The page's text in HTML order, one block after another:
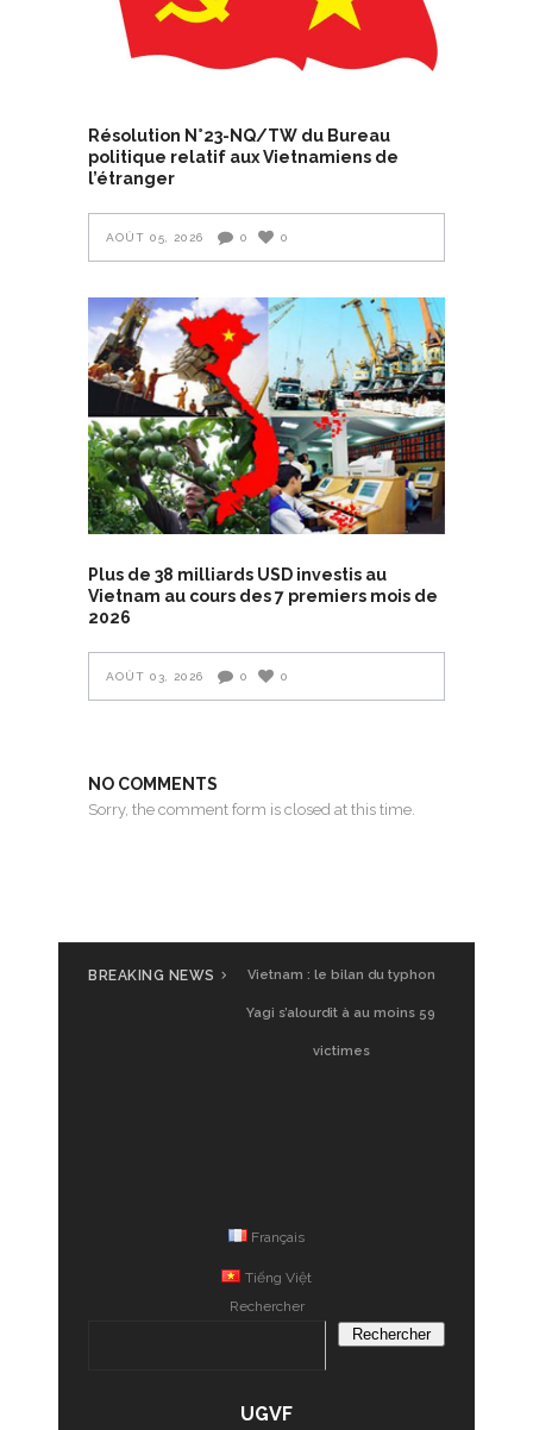
Résolution N°23-NQ/TW du Bureau
politique relatif aux Vietnamiens de
l’étranger
AOÛT 05, 2026 0 0
Plus de 38 milliards USD investis au
Vietnam au cours des 7 premiers mois de
2026
AOÛT 03, 2026 0 0
NO COMMENTS
Sorry, the comment form is closed at this time.
BREAKING NEWS Vietnam : le bilan du typhon
Yagi s’alourdit à au moins 59
victimes
Français
Tiếng Việt
Rechercher
Rechercher
UGVF